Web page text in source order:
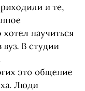
и те,
научиться
В студии
это общение
Люди